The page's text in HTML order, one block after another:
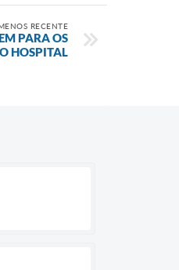
RECENTE
PARA OS
HOSPITAL